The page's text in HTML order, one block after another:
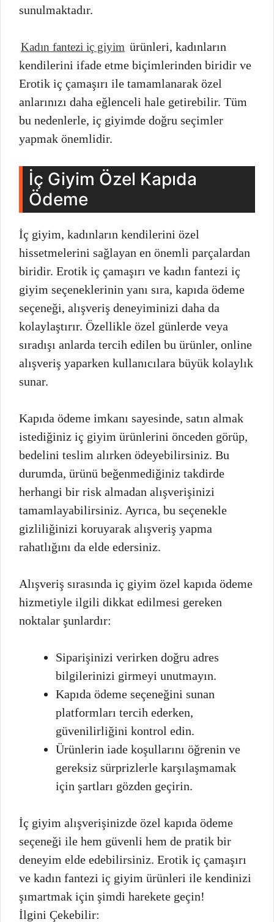
sunulmaktadır.
Kadın fantezi iç giyim ürünleri, kadınların
kendilerini ifade etme biçimlerinden biridir ve
Erotik iç çamaşırı ile tamamlanarak özel
anlarınızı daha eğlenceli hale getirebilir. Tüm
bu nedenlerle, iç giyimde doğru seçimler
yapmak önemlidir.
İç Giyim Özel Kapıda
Ödeme
İç giyim, kadınların kendilerini özel
hissetmelerini sağlayan en önemli parçalardan
biridir. Erotik iç çamaşırı ve kadın fantezi iç
giyim seçeneklerinin yanı sıra, kapıda ödeme
seçeneği, alışveriş deneyiminizi daha da
kolaylaştırır. Özellikle özel günlerde veya
sıradışı anlarda tercih edilen bu ürünler, online
alışveriş yaparken kullanıcılara büyük kolaylık
sunar.
Kapıda ödeme imkanı sayesinde, satın almak
istediğiniz iç giyim ürünlerini önceden görüp,
bedelini teslim alırken ödeyebilirsiniz. Bu
durumda, ürünü beğenmediğiniz takdirde
herhangi bir risk almadan alışverişinizi
tamamlayabilirsiniz. Ayrıca, bu seçenekle
gizliliğinizi koruyarak alışveriş yapma
rahatlığını da elde edersiniz.
Alışveriş sırasında iç giyim özel kapıda ödeme
hizmetiyle ilgili dikkat edilmesi gereken
noktalar şunlardır:
Siparişinizi verirken doğru adres
bilgilerinizi girmeyi unutmayın.
Kapıda ödeme seçeneğini sunan
platformları tercih ederken,
güvenilirliğini kontrol edin.
Ürünlerin iade koşullarını öğrenin ve
gereksiz sürprizlerle karşılaşmamak
için şartları gözden geçirin.
İç giyim alışverişinizde özel kapıda ödeme
seçeneği ile hem güvenli hem de pratik bir
deneyim elde edebilirsiniz. Erotik iç çamaşırı
ve kadın fantezi iç giyim ürünleri ile kendinizi
şımartmak için şimdi harekete geçin!
İlgini Çekebilir: